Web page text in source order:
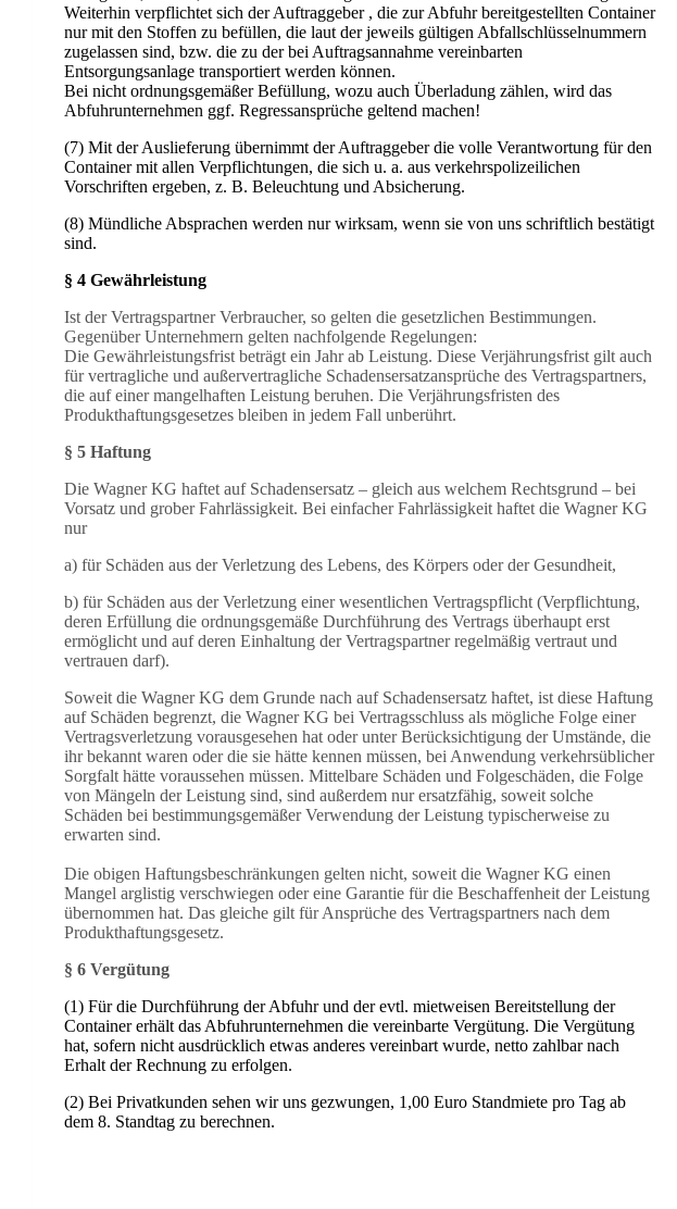
Weiterhin verpflichtet sich der Auftraggeber , die zur Abfuhr bereitgestellten Container
nur mit den Stoffen zu befüllen, die laut der jeweils gültigen Abfallschlüsselnummern
zugelassen sind, bzw. die zu der bei Auftragsannahme vereinbarten
Entsorgungsanlage transportiert werden können.
Bei nicht ordnungsgemäßer Befüllung, wozu auch Überladung zählen, wird das
Abfuhrunternehmen ggf. Regressansprüche geltend machen!
(7) Mit der Auslieferung übernimmt der Auftraggeber die volle Verantwortung für den
Container mit allen Verpflichtungen, die sich u. a. aus verkehrspolizeilichen
Vorschriften ergeben, z. B. Beleuchtung und Absicherung.
(8) Mündliche Absprachen werden nur wirksam, wenn sie von uns schriftlich bestätigt
sind.
§ 4 Gewährleistung
Ist der Vertragspartner Verbraucher, so gelten die gesetzlichen Bestimmungen.
Gegenüber Unternehmern gelten nachfolgende Regelungen:
Die Gewährleistungsfrist beträgt ein Jahr ab Leistung. Diese Verjährungsfrist gilt auch
für vertragliche und außervertragliche Schadensersatzansprüche des Vertragspartners,
die auf einer mangelhaften Leistung beruhen. Die Verjährungsfristen des
Produkthaftungsgesetzes bleiben in jedem Fall unberührt.
§ 5 Haftung
Die Wagner KG haftet auf Schadensersatz – gleich aus welchem Rechtsgrund – bei
Vorsatz und grober Fahrlässigkeit. Bei einfacher Fahrlässigkeit haftet die Wagner KG
nur
a) für Schäden aus der Verletzung des Lebens, des Körpers oder der Gesundheit,
b) für Schäden aus der Verletzung einer wesentlichen Vertragspflicht (Verpflichtung,
deren Erfüllung die ordnungsgemäße Durchführung des Vertrags überhaupt erst
ermöglicht und auf deren Einhaltung der Vertragspartner regelmäßig vertraut und
vertrauen darf).
Soweit die Wagner KG dem Grunde nach auf Schadensersatz haftet, ist diese Haftung
auf Schäden begrenzt, die Wagner KG bei Vertragsschluss als mögliche Folge einer
Vertragsverletzung vorausgesehen hat oder unter Berücksichtigung der Umstände, die
ihr bekannt waren oder die sie hätte kennen müssen, bei Anwendung verkehrsüblicher
Sorgfalt hätte voraussehen müssen. Mittelbare Schäden und Folgeschäden, die Folge
von Mängeln der Leistung sind, sind außerdem nur ersatzfähig, soweit solche
Schäden bei bestimmungsgemäßer Verwendung der Leistung typischerweise zu
erwarten sind.
Die obigen Haftungsbeschränkungen gelten nicht, soweit die Wagner KG einen
Mangel arglistig verschwiegen oder eine Garantie für die Beschaffenheit der Leistung
übernommen hat. Das gleiche gilt für Ansprüche des Vertragspartners nach dem
Produkthaftungsgesetz.
§ 6 Vergütung
(1) Für die Durchführung der Abfuhr und der evtl. mietweisen Bereitstellung der
Container erhält das Abfuhrunternehmen die vereinbarte Vergütung. Die Vergütung
hat, sofern nicht ausdrücklich etwas anderes vereinbart wurde, netto zahlbar nach
Erhalt der Rechnung zu erfolgen.
(2) Bei Privatkunden sehen wir uns gezwungen, 1,00 Euro Standmiete pro Tag ab
dem 8. Standtag zu berechnen.